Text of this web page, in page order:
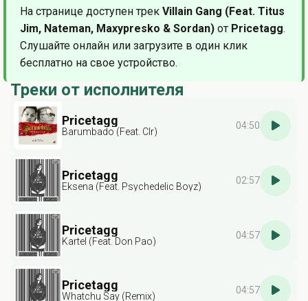
На странице доступен трек Villain Gang (Feat. Titus
Jim, Nateman, Maxypresko & Sordan) от Pricetagg.
Слушайте онлайн или загрузите в один клик
бесплатно на свое устройство.
Треки от исполнителя
Pricetagg
Barumbado (Feat. Clr)
04:50
Pricetagg
Eksena (Feat. Psychedelic Boyz)
02:57
Pricetagg
Kartel (Feat. Don Pao)
04:57
Pricetagg
Whatchu Say (Remix)
04:57